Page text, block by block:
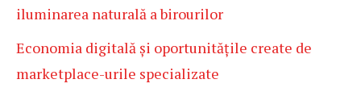
iluminarea naturală a birourilor
Economia digitală și oportunitățile create de
marketplace-urile specializate